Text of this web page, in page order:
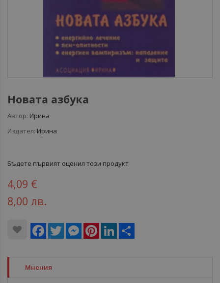
Новата азбука
Автор: Ирина
Издател: Ирина
Бъдете първият оценил този продукт
4,09 €
8,00 лв.
Facebook
Twitter MessengerPinterestLinkedIn
Мнения